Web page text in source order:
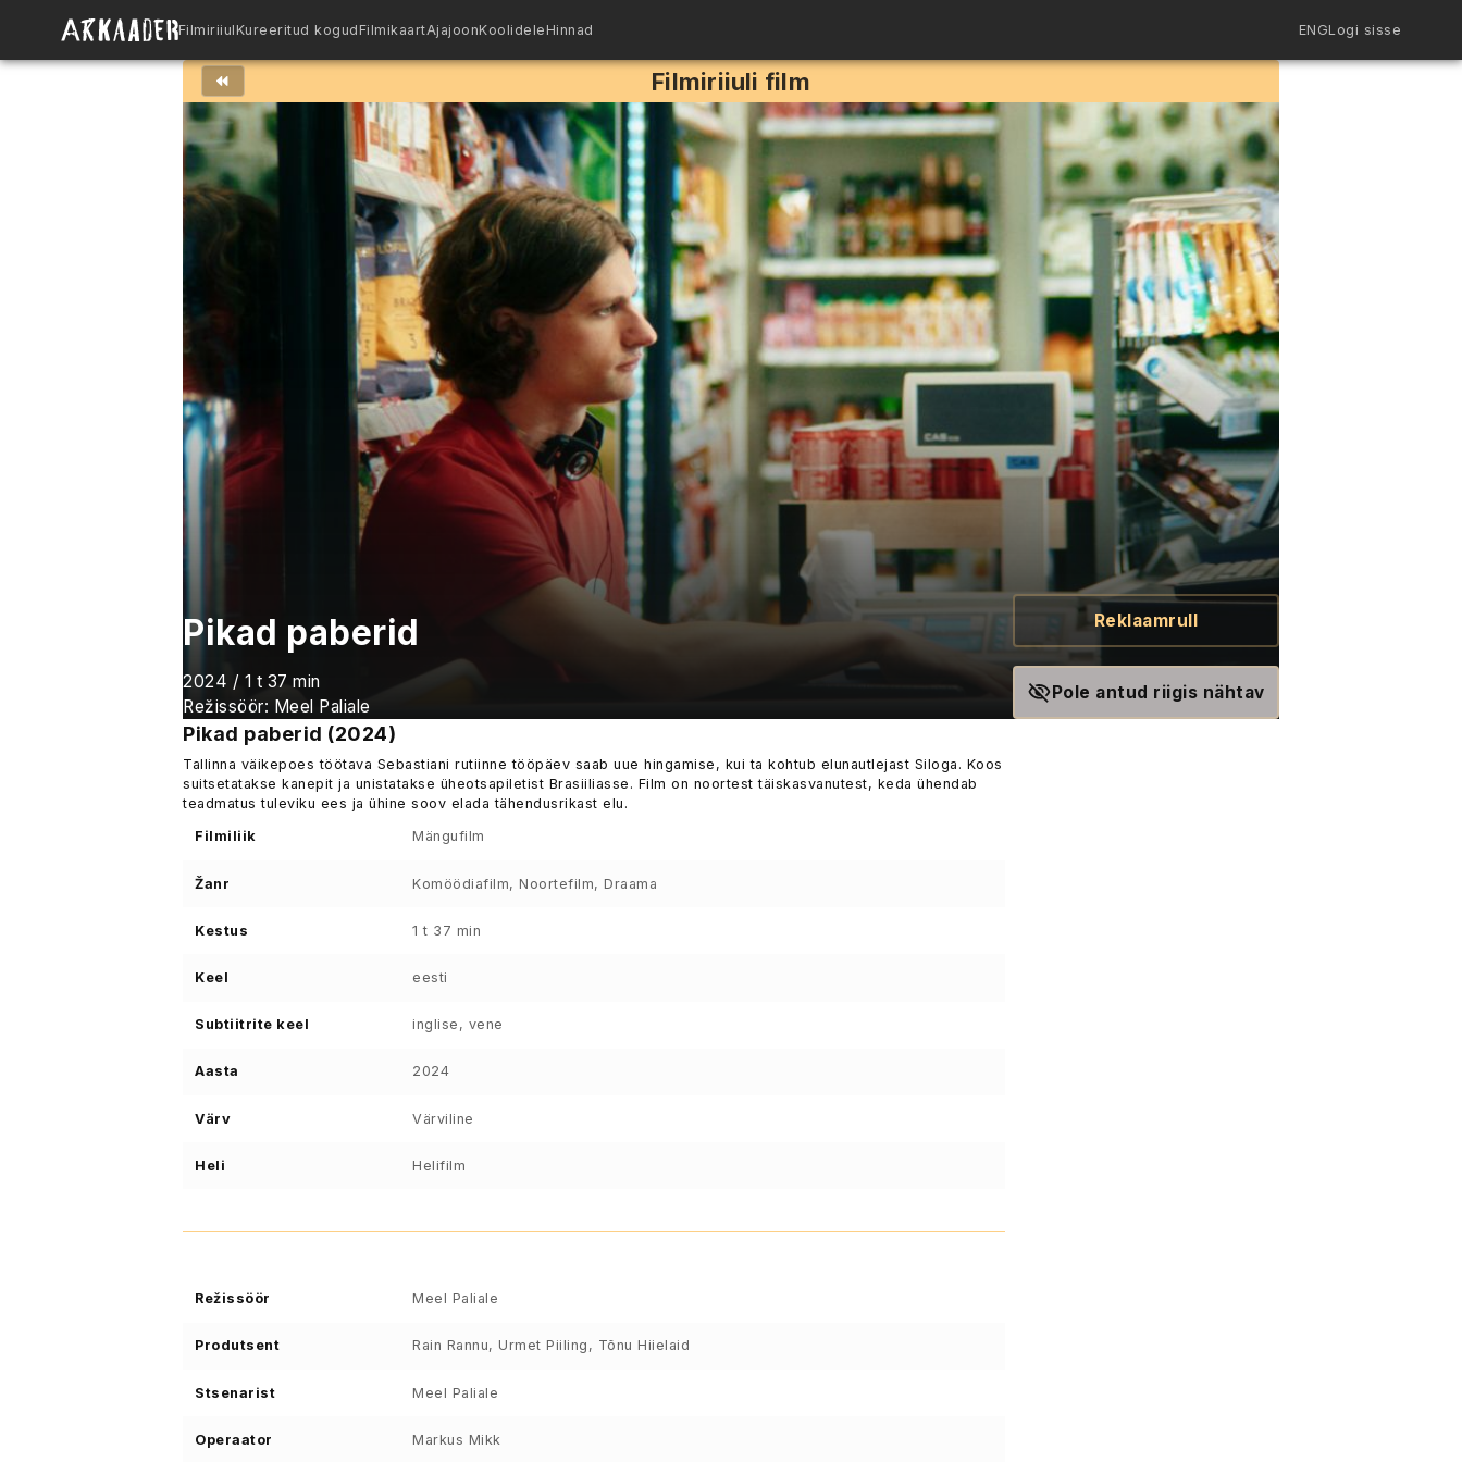
Filmiriiul Kureeritud kogud FilmikaartAjajoonKoolidele Hinnad ENGLogi sisse
Filmiriiuli film
Pikad paberid
2024 / 1 t 37 min
Režissöör: Meel Paliale
Reklaamrull
Pole antud riigis nähtav
Pikad paberid (2024)
Tallinna väikepoes töötava Sebastiani rutiinne tööpäev saab uue hingamise, kui ta kohtub elunautlejast Siloga. Koos
suitsetatakse kanepit ja unistatakse üheotsapiletist Brasiiliasse. Film on noortest täiskasvanutest, keda ühendab
teadmatus tuleviku ees ja ühine soov elada tähendusrikast elu.
Filmiliik Mängufilm
Žanr Komöödiafilm, Noortefilm, Draama
Kestus 1 t 37 min
Keel eesti
Subtiitrite keel inglise, vene
Aasta 2024
Värv Värviline
Heli Helifilm
Režissöör Meel Paliale
Produtsent Rain Rannu, Urmet Piiling, Tõnu Hiielaid
Stsenarist Meel Paliale
Operaator Markus Mikk
Kureeritud kogud